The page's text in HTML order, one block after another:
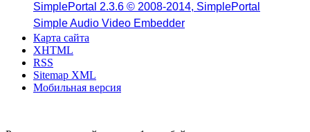
SimplePortal 2.3.6 © 2008-2014, SimplePortal
Simple Audio Video Embedder
Карта сайта
XHTML
RSS
Sitemap XML
Мобильная версия